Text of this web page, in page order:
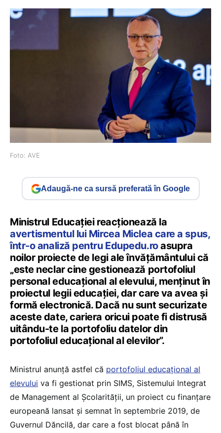
Foto: AVE
Adaugă-ne ca sursă preferată în Google
Ministrul Educației reacționează la
avertismentul lui Mircea Miclea care a spus,
într-o analiză pentru Edupedu.roasupra
noilor proiecte de legi ale învățământului că
„este neclar cine gestionează portofoliul
personal educațional al elevului, menținut în
proiectul legii educației, dar care va avea și
formă electronică. Dacă nu sunt securizate
aceste date, cariera oricui poate fi distrusă
uitându-te la portofoliu datelor din
portofoliul educațional al elevilor”.
Ministrul anunță astfel că portofoliul educațional al
elevului va fi gestionat prin SIMS, Sistemului Integrat
de Management al Școlarității, un proiect cu finanțare
europeană lansat și semnat în septembrie 2019, de
Guvernul Dăncilă, dar care a fost blocat până în